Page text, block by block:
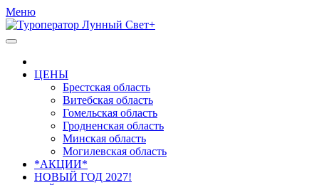
Меню
ЦЕНЫ
Брестская область
Витебская область
Гомельская область
Гродненская область
Минская область
Могилевская область
*АКЦИИ*
НОВЫЙ ГОД 2027!